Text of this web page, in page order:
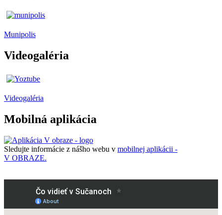
Munipolis
Videogaléria
Videogaléria
Mobilná aplikácia
Sledujte informácie z nášho webu v mobilnej aplikácii -
V OBRAZE.